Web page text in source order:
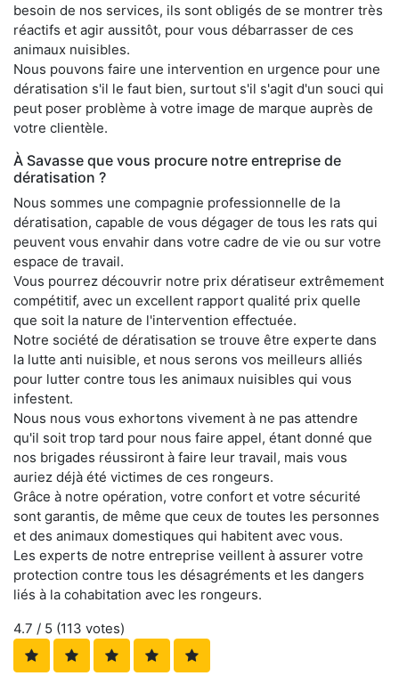
besoin de nos services, ils sont obligés de se montrer très
réactifs et agir aussitôt, pour vous débarrasser de ces
animaux nuisibles.
Nous pouvons faire une intervention en urgence pour une
dératisation s'il le faut bien, surtout s'il s'agit d'un souci qui
peut poser problème à votre image de marque auprès de
votre clientèle.
À Savasse que vous procure notre entreprise de
dératisation ?
Nous sommes une compagnie professionnelle de la
dératisation, capable de vous dégager de tous les rats qui
peuvent vous envahir dans votre cadre de vie ou sur votre
espace de travail.
Vous pourrez découvrir notre prix dératiseur extrêmement
compétitif, avec un excellent rapport qualité prix quelle
que soit la nature de l'intervention effectuée.
Notre société de dératisation se trouve être experte dans
la lutte anti nuisible, et nous serons vos meilleurs alliés
pour lutter contre tous les animaux nuisibles qui vous
infestent.
Nous nous vous exhortons vivement à ne pas attendre
qu'il soit trop tard pour nous faire appel, étant donné que
nos brigades réussiront à faire leur travail, mais vous
auriez déjà été victimes de ces rongeurs.
Grâce à notre opération, votre confort et votre sécurité
sont garantis, de même que ceux de toutes les personnes
et des animaux domestiques qui habitent avec vous.
Les experts de notre entreprise veillent à assurer votre
protection contre tous les désagréments et les dangers
liés à la cohabitation avec les rongeurs.
4.7 / 5 (113 votes)